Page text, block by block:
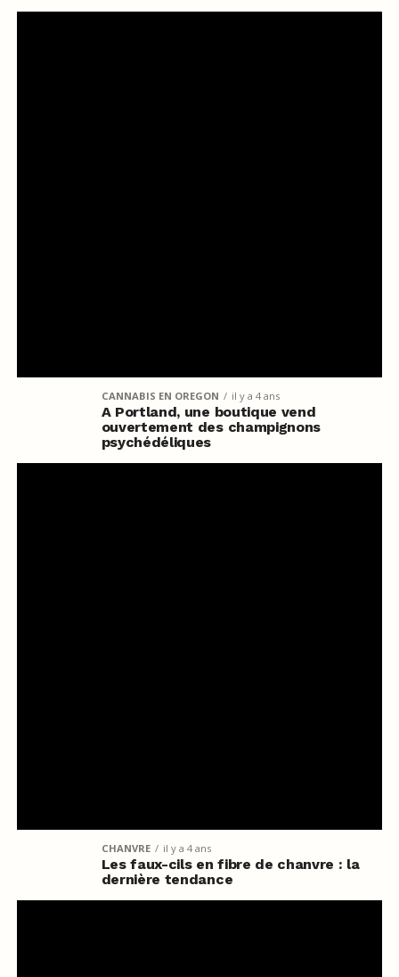
CANNABIS EN OREGON il y a 4 ans
A Portland, une boutique vend
ouvertement des champignons
psychédéliques
CHANVRE il y a 4 ans
Les faux-cils en fibre de chanvre : la
dernière tendance